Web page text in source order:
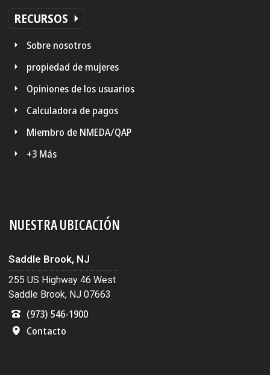
RECURSOS
Sobre nosotros
propiedad de mujeres
Opiniones de los usuarios
Calculadora de pagos
Miembro de NMEDA/QAP
+3 Más
NUESTRA UBICACIÓN
Saddle Brook, NJ
255 US Highway 46 West
Saddle Brook, NJ 07663
(973) 546-1900
Contacto